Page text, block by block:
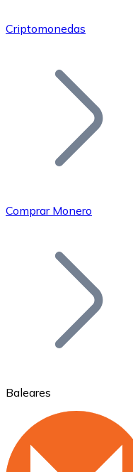
Únete a nuestra
Añade tu proyecto
Bitcoin
Ethereum
Criptomonedas
Comprar Monero
Baleares